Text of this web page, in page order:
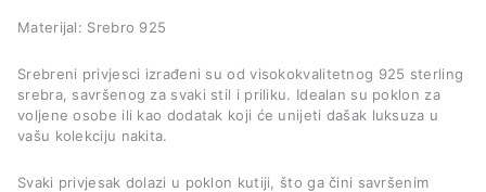
Materijal: Srebro 925
Srebreni privjesci izrađeni su od visokokvalitetnog 925 sterling
srebra, savršenog za svaki stil i priliku. Idealan su poklon za
voljene osobe ili kao dodatak koji će unijeti dašak luksuza u
vašu kolekciju nakita.
Svaki privjesak dolazi u poklon kutiji, što ga čini savršenim